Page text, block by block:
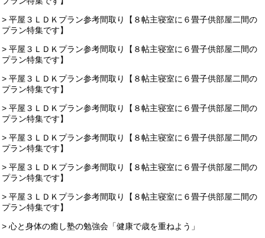
> 平屋３ＬＤＫプラン参考間取り【８帖主寝室に６畳子供部屋二間の
プラン特集です】
> 平屋３ＬＤＫプラン参考間取り【８帖主寝室に６畳子供部屋二間の
プラン特集です】
> 平屋３ＬＤＫプラン参考間取り【８帖主寝室に６畳子供部屋二間の
プラン特集です】
> 平屋３ＬＤＫプラン参考間取り【８帖主寝室に６畳子供部屋二間の
プラン特集です】
> 平屋３ＬＤＫプラン参考間取り【８帖主寝室に６畳子供部屋二間の
プラン特集です】
> 平屋３ＬＤＫプラン参考間取り【８帖主寝室に６畳子供部屋二間の
プラン特集です】
> 平屋３ＬＤＫプラン参考間取り【８帖主寝室に６畳子供部屋二間の
プラン特集です】
> 心と身体の癒し塾の勉強会「健康で歳を重ねよう」